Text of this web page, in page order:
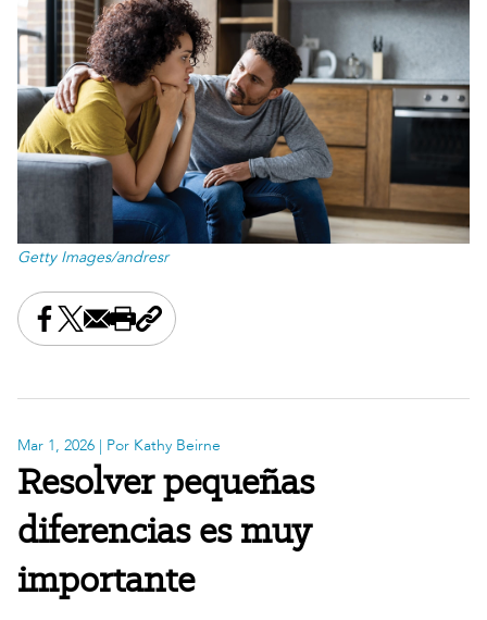
Getty Images/andresr
Share this on Facebook
Share this on X
Share this by email
Print this page
Copy the page address
Mar 1, 2026 | Por Kathy Beirne
Resolver pequeñas
diferencias es muy
importante